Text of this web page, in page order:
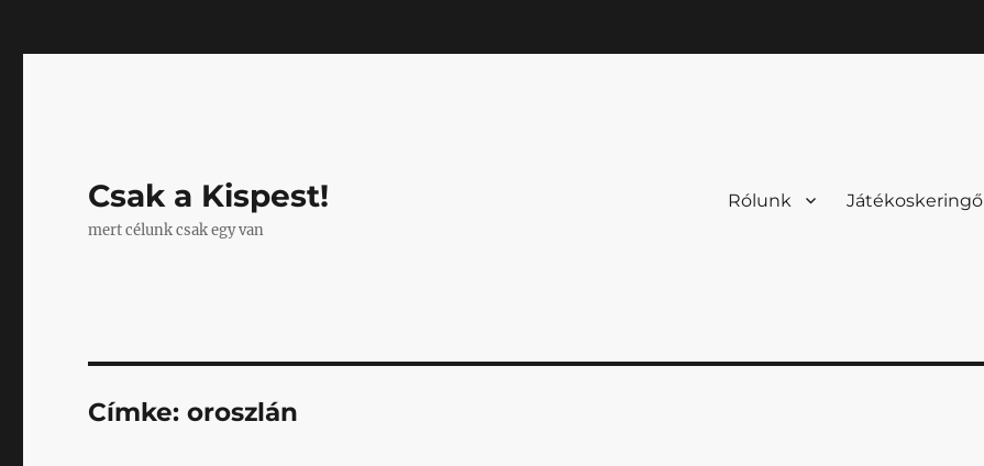
Csak a Kispest!
mert célunk csak egy van
Rólunk Játékoskeringő
Címke:oroszlán